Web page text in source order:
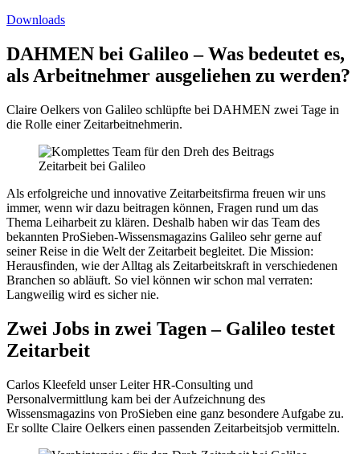
Downloads
DAHMEN bei Galileo – Was bedeutet es,
als Arbeitnehmer ausgeliehen zu werden?
Claire Oelkers von Galileo schlüpfte bei DAHMEN zwei Tage in
die Rolle einer Zeitarbeitnehmerin.
Als erfolgreiche und innovative Zeitarbeitsfirma freuen wir uns
immer, wenn wir dazu beitragen können, Fragen rund um das
Thema Leiharbeit zu klären. Deshalb haben wir das Team des
bekannten ProSieben-Wissensmagazins Galileo sehr gerne auf
seiner Reise in die Welt der Zeitarbeit begleitet. Die Mission:
Herausfinden, wie der Alltag als Zeitarbeitskraft in verschiedenen
Branchen so abläuft. So viel können wir schon mal verraten:
Langweilig wird es sicher nie.
Zwei Jobs in zwei Tagen – Galileo testet
Zeitarbeit
Carlos Kleefeld unser Leiter HR-Consulting und
Personalvermittlung kam bei der Aufzeichnung des
Wissensmagazins von ProSieben eine ganz besondere Aufgabe zu.
Er sollte Claire Oelkers einen passenden Zeitarbeitsjob vermitteln.